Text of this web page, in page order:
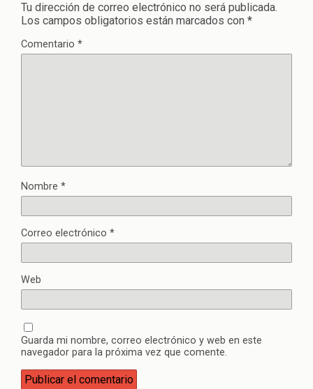
Tu dirección de correo electrónico no será publicada.
Los campos obligatorios están marcados con *
Comentario *
Nombre *
Correo electrónico *
Web
Guarda mi nombre, correo electrónico y web en este
navegador para la próxima vez que comente.